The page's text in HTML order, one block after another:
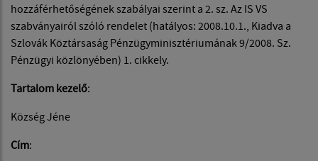
hozzáférhetőségének szabályai szerint a 2. sz. Az IS VS
szabványairól szóló rendelet (hatályos: 2008.10.1., Kiadva a
Szlovák Köztársaság Pénzügyminisztériumának 9/2008. Sz.
Pénzügyi közlönyében) 1. cikkely.
Tartalom kezelő:
Község Jéne
Cím: